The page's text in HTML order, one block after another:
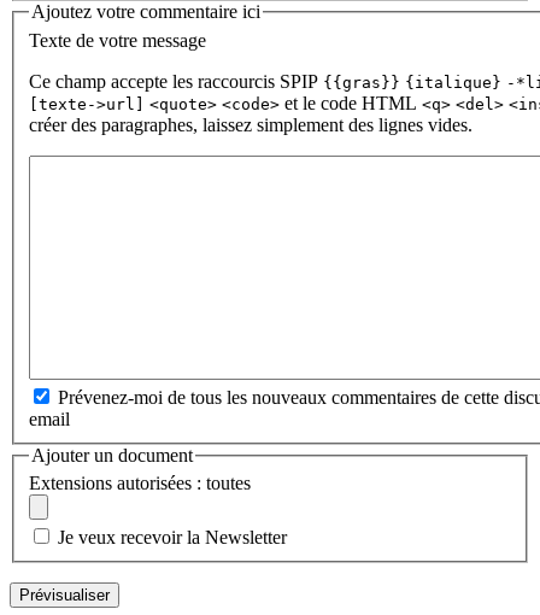
Ajoutez votre commentaire ici
Texte de votre message
Ce champ accepte les raccourcis SPIP {{gras}} {italique} -
[texte->url] <quote> <code> et le code HTML <q> <del>
créer des paragraphes, laissez simplement des lignes vides.
Prévenez-moi de tous les nouveaux commentaires de cette
email
Ajouter un document
Extensions autorisées : toutes
Je veux recevoir la Newsletter